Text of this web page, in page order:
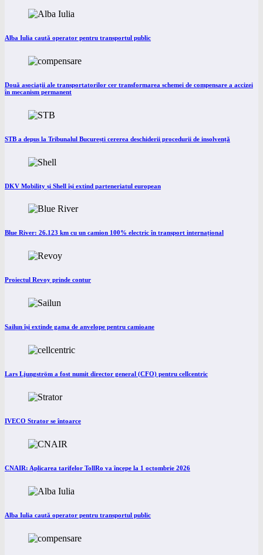
Alba Iulia caută operator pentru transportul public
Două asociații ale transportatorilor cer transformarea schemei de compensare a accizei
în mecanism permanent
STB a depus la Tribunalul București cererea deschiderii procedurii de insolvență
DKV Mobility și Shell își extind parteneriatul european
Blue River: 26.123 km cu un camion 100% electric în transport internațional
Proiectul Revoy prinde contur
Sailun își extinde gama de anvelope pentru camioane
Lars Ljungström a fost numit director general (CFO) pentru cellcentric
IVECO Strator se întoarce
CNAIR: Aplicarea tarifelor TollRo va începe la 1 octombrie 2026
Alba Iulia caută operator pentru transportul public